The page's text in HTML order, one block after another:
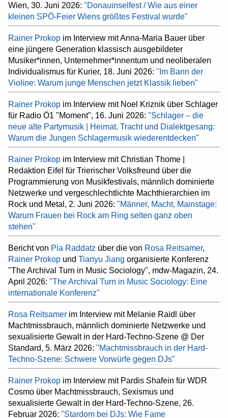
Wien, 30. Juni 2026: "Donauinselfest / Wie aus einer
kleinen SPÖ-Feier Wiens größtes Festival wurde"
Rainer Prokop im Interview mit Anna-Maria Bauer über
eine jüngere Generation klassisch ausgebildeter
Musiker*innen, Unternehmer*innentum und neoliberalen
Individualismus für Kurier, 18. Juni 2026: "Im Bann der
Violine: Warum junge Menschen jetzt Klassik lieben"
Rainer Prokop im Interview mit Noel Kriznik über Schlager
für Radio Ö1 "Moment", 16. Juni 2026: "Schlager – die
neue alte Partymusik | Heimat, Tracht und Dialektgesang:
Warum die Jungen Schlagermusik wiederentdecken"
Rainer Prokop im Interview mit Christian Thome |
Redaktion Eifel für Trierischer Volksfreund über die
Programmierung von Musikfestivals, männlich dominierte
Netzwerke und vergeschlechtlichte Machthierarchien im
Rock und Metal, 2. Juni 2026: "Männer, Macht, Mainstage:
Warum Frauen bei Rock am Ring selten ganz oben
stehen"
Bericht von Pia Raddatz über die von Rosa Reitsamer,
Rainer Prokop und Tianyu Jiang organisierte Konferenz
"The Archival Turn in Music Sociology", mdw-Magazin, 24.
April 2026: "The Archival Turn in Music Sociology: Eine
internationale Konferenz"
Rosa Reitsamer im Interview mit Melanie Raidl über
Machtmissbrauch, männlich dominierte Netzwerke und
sexualisierte Gewalt in der Hard-Techno-Szene @ Der
Standard, 5. März 2026: "Machtmissbrauch in der Hard-
Techno-Szene: Schwere Vorwürfe gegen DJs"
Rainer Prokop im Interview mit Pardis Shafein für WDR
Cosmo über Machtmissbrauch, Sexismus und
sexualisierte Gewalt in der Hard-Techno-Szene, 26.
Februar 2026: "Stardom bei DJs: Wie Fame